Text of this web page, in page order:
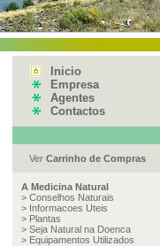
Inicio
Empresa
Agentes
Contactos
Ver Carrinho de Compras
A Medicina Natural
> Conselhos Naturais
> Informacoes Uteis
> Plantas
> Seja Natural na Doenca
> Equipamentos Utilizados